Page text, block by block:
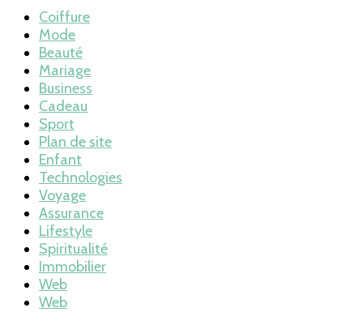
Coiffure
Mode
Beauté
Mariage
Business
Cadeau
Sport
Plan de site
Enfant
Technologies
Voyage
Assurance
Lifestyle
Spiritualité
Immobilier
Web
Web